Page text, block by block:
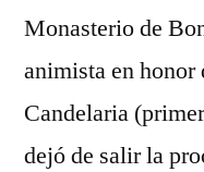
Monasterio de
animista en
Candelaria
dejó de salir la